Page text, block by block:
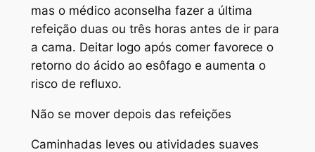
mas o médico aconselha fazer a última
refeição duas ou três horas antes de ir para
a cama. Deitar logo após comer favorece o
retorno do ácido ao esôfago e aumenta o
risco de refluxo.
Não se mover depois das refeições
Caminhadas leves ou atividades suaves